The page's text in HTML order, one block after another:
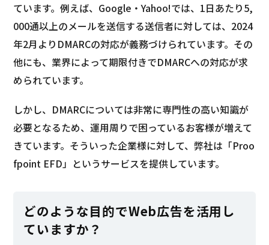
ています。例えば、Google・Yahoo!では、1日あたり5,
000通以上のメールを送信する送信者に対しては、2024
年2月よりDMARCの対応が義務づけられています。その
他にも、業界によって期限付きでDMARCへの対応が求
められています。
しかし、DMARCについては非常に専門性の高い知識が
必要となるため、運用周りで困っているお客様が増えて
きています。そういった企業様に対して、弊社は「Proo
fpoint EFD」というサービスを提供しています。
どのような目的でWeb広告を活用し
ていますか？